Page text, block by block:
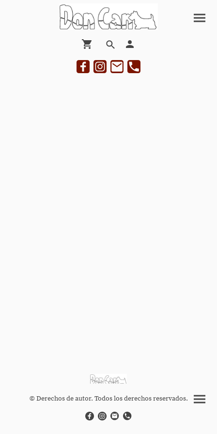
© Derechos de autor. Todos los derechos reservados.